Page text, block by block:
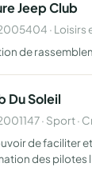
Jeep Club
· Loisirs
de
Du Soleil
· Sport ·
de faciliter
des pilotes